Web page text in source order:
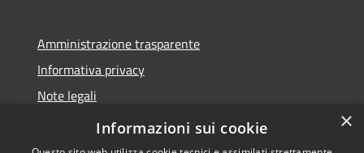
Amministrazione trasparente
Informativa privacy
Note legali
Dichiarazione di accessibilità
×
Informazioni sui cookie